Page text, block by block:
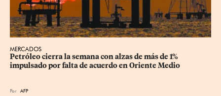
MERCADOS
Petróleo cierra la semana con alzas de más de 1%
impulsado por falta de acuerdo en Oriente Medio
Por AFP